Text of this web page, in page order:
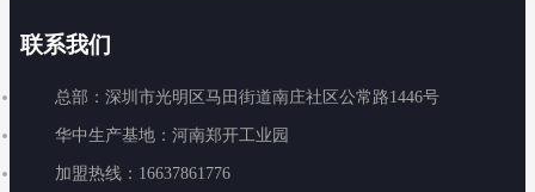
联系我们
总部：深圳市光明区马田街道南庄社区公常路1446号
华中生产基地：河南郑开工业园
加盟热线：16637861776